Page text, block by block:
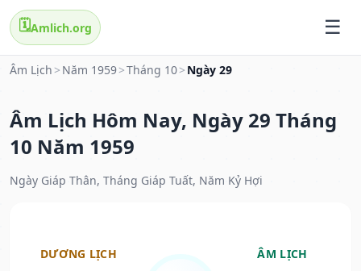
🗓️Amlich.org
Âm Lịch > Năm 1959>Tháng 10> Ngày 29
Âm Lịch Hôm Nay, Ngày 29 Tháng
10 Năm 1959
Ngày Giáp Thân, Tháng Giáp Tuất, Năm Kỷ Hợi
DƯƠNG LỊCH ÂM LỊCH